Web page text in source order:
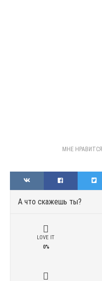
МНЕ НРАВИТСЯ
А что скажешь ты?
LOVE IT
0%